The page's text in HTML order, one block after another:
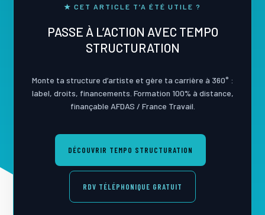
★ CET ARTICLE T’A ÉTÉ UTILE ?
PASSE À L’ACTION AVEC TEMPO
STRUCTURATION
Monte ta structure d’artiste et gère ta carrière à 360° :
label, droits, financements. Formation 100% à distance,
finançable AFDAS / France Travail.
DÉCOUVRIR TEMPO STRUCTURATION
RDV TÉLÉPHONIQUE GRATUIT